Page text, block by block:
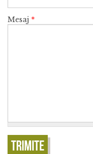
Mesaj *
Trimite